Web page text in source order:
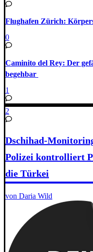
Flughafen Zürich:
0
Caminito del Rey: Der
begehbar
1
2
Dschihad-
Polizei kontrolliert
die Türkei
von Daria Wild